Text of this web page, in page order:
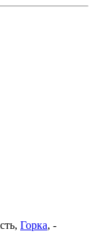
Горка, -